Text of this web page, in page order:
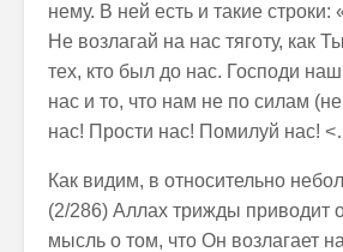
нему. В ней есть и такие строки:
Не возлагай на нас тяготу, как
тех, кто был до нас. Господи
нас и то, что нам не по силам
нас! Прости нас! Помилуй нас!
Как видим, в относительно
(2/286) Аллах трижды приводит
мысль о том, что Он возлагает